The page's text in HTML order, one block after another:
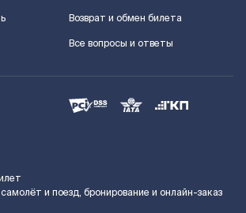
Возврат и обмен билета
Все вопросы и ответы
и поезд, бронирование и онлайн-заказ